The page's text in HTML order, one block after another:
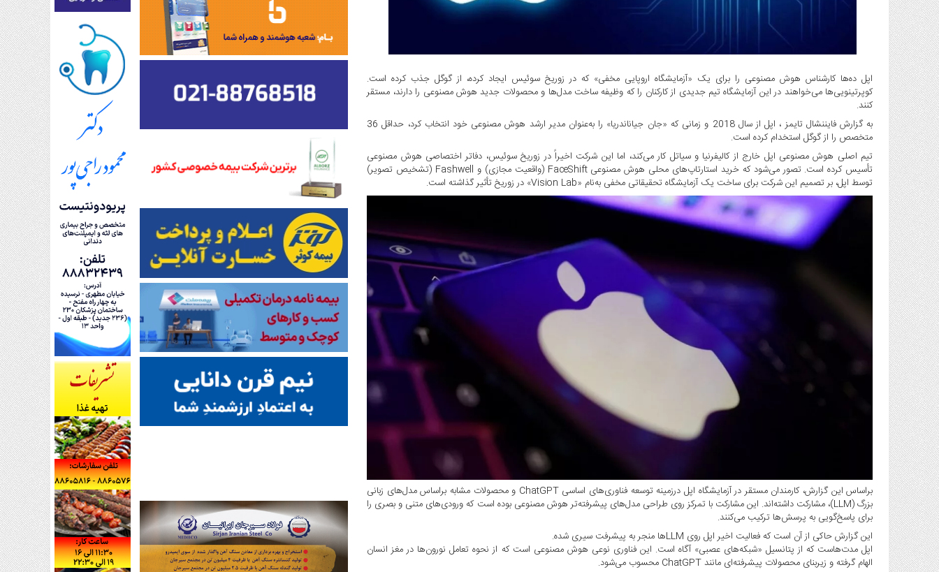
فن
آوری
بانک
،
بیمه
و
ارز
دیجیتال
کشاورزی
و
صنایع
غذایی
سیاسی
و
بین
الملل
نگاه
روز
گوناگون
اپل ده‌ها کارشناس هوش مصنوعی را برای یک «آزمایشگاه اروپایی مخفی» که در زوریخ سوئیس ایجاد کرده، از گوگل جذب کرده است.
کوپرتینویی‌ها می‌خواهند در این آزمایشگاه تیم جدیدی از کارکنان را که وظیفه ساخت مدل‌ها و محصولات جدید هوش مصنوعی را دارند، مستقر
کنند.
به گزارش فایننشال تایمز ، اپل از سال 2018 و زمانی که «جان جیاناندریا» را به‌عنوان مدیر ارشد هوش مصنوعی خود انتخاب کرد، حداقل 36
متخصص را از گوگل استخدام کرده است.
تیم اصلی هوش مصنوعی اپل خارج از کالیفرنیا و سیاتل کار می‌کند، اما این شرکت اخیراً در زوریخ سوئیس، دفاتر اختصاصی هوش مصنوعی
تأسیس کرده است. تصور می‌شود که خرید استارتاپ‌های محلی هوش مصنوعی FaceShift (واقعیت مجازی) و Fashwell (تشخیص تصویر)
توسط اپل، بر تصمیم این شرکت برای ساخت یک آزمایشگاه تحقیقاتی مخفی به‌نام «Vision Lab» در زوریخ تأثیر گذاشته است.
براساس این گزارش، کارمندان مستقر در آزمایشگاه اپل درزمینه توسعه فناوری‌های اساسی ChatGPT و محصولات مشابه براساس مدل‌های زبانی
بزرگ (LLM)، مشارکت داشته‌اند. این مشارکت با تمرکز روی طراحی مدل‌های پیشرفته‌تر هوش مصنوعی بوده است که ورودی‌های متنی و بصری را
برای پاسخ‌گویی به پرسش‌ها ترکیب می‌کنند.
این گزارش حاکی از آن است که فعالیت اخیر اپل روی LLM‌ها منجر به پیشرفت سیری شده.
اپل مدت‌هاست که از پتانسیل «شبکه‌های عصبی» آگاه است. این فناوری نوعی هوش مصنوعی است که از نحوه تعامل نورون‌ها در مغز انسان
الهام گرفته و زیربنای محصولات پیشرفته‌ای مانند ChatGPT محسوب می‌شود.